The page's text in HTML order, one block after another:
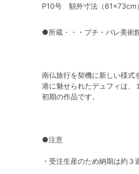
P10号 額外寸法（61×73cm）
●所蔵・・・プチ・パレ美術
南仏旅行を契機に新しい様式
港に魅せられたデュフィは、
初期の作品です。
●注意
・受注生産のため納期は約３